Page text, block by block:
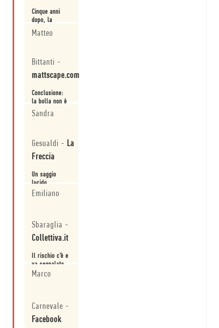
affidarsi, in
larga misura,
ai numeri
prodotti dagli
...
Cinque anni
dopo, la
profezia va
aggiornata, e
Marco
Carnevale: la
bolla non è
andata peggio,
è stata
istituzionalizzata
Matteo
Bittanti -
mattscape.com
Conclusione:
la bolla non è
scoppiata.
Semmai si è
Sandra
Gesualdi - La
Freccia
Un saggio
lucido,
documentato e
Emiliano
Sbaraglia -
Collettiva.it
Il rischio c’è e
va segnalato,
e questo
attraverso una
miniera di
informazioni
Marco
Carnevale -
Facebook